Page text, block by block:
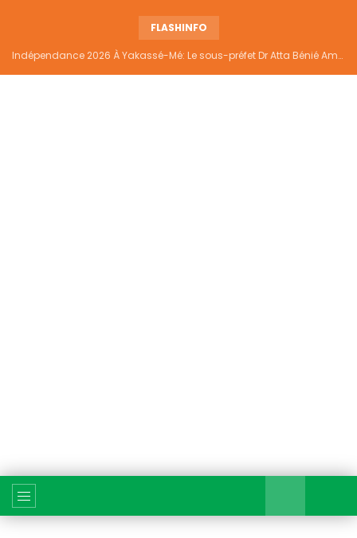
FLASHINFO
Indépendance 2026 À Yakassé-Mé: Le sous-préfet Dr Atta Bénié Amédé appelle à l’unité, à la sécurité et au développement